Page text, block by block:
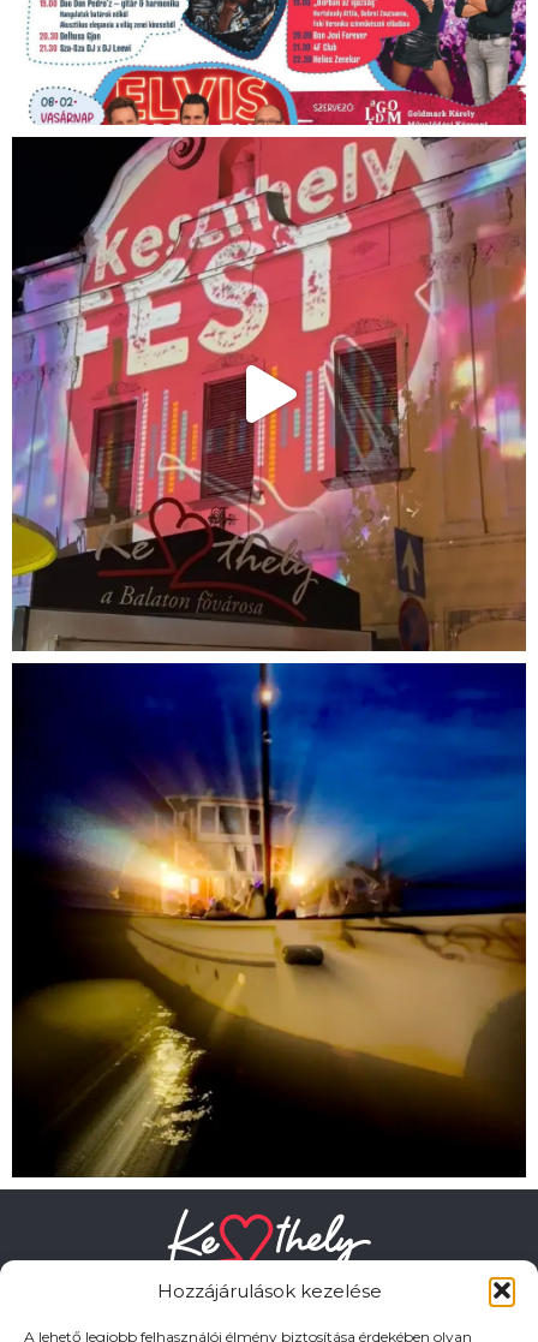
Hozzájárulások kezelése
A lehető legjobb felhasználói élmény biztosítása érdekében olyan